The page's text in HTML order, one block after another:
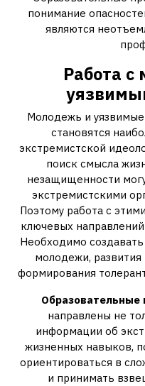
понимание
являются
Работа
Молодежь и уязвимые
становятся
экстремистской
поиск смысла
незащищенности
экстремистскими
Поэтому работа с
ключевых
Необходимо
молодежи,
формирования
Образовательные
направлены не
информации об
жизненных навыков,
ориентироваться в
и принимать